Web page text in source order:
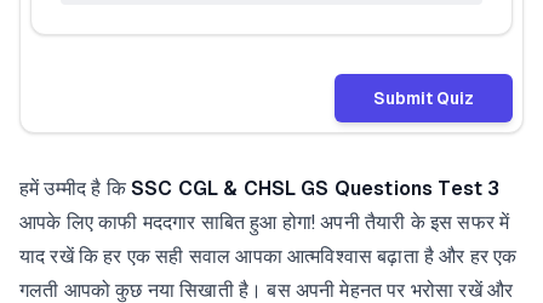
Submit Quiz
हमें उम्मीद है कि SSC CGL & CHSL GS Questions Test 3
आपके लिए काफी मददगार साबित हुआ होगा! अपनी तैयारी के इस सफर में
याद रखें कि हर एक सही सवाल आपका आत्मविश्वास बढ़ाता है और हर एक
गलती आपको कुछ नया सिखाती है। बस अपनी मेहनत पर भरोसा रखें और